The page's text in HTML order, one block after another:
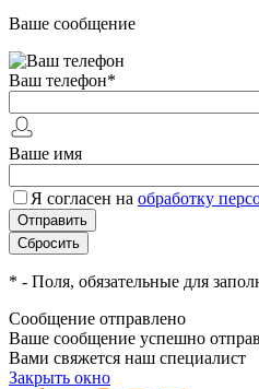
Ваше сообщение
Ваш телефон*
Ваше имя
Я согласен на обработку
* - Поля, обязательные для
Сообщение отправлено
Ваше сообщение успешно
Вами свяжется наш специалист
Закрыть окно